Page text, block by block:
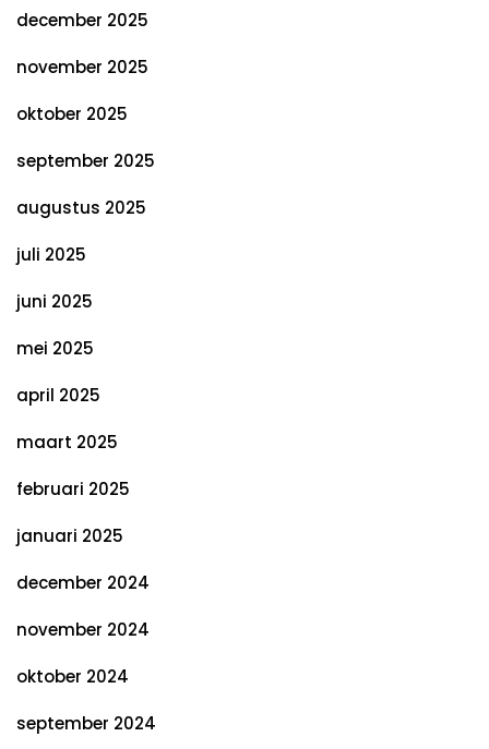
december 2025
november 2025
oktober 2025
september 2025
augustus 2025
juli 2025
juni 2025
mei 2025
april 2025
maart 2025
februari 2025
januari 2025
december 2024
november 2024
oktober 2024
september 2024